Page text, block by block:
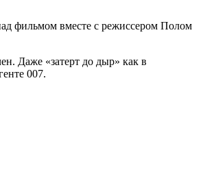
фильмом вместе с режиссером Полом
Даже «затерт до дыр» как в
007.